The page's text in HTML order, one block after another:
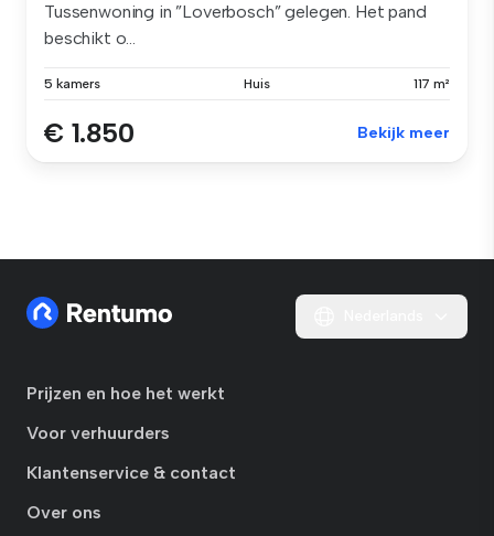
Tussenwoning in ”Loverbosch” gelegen. Het pand
beschikt o...
5 kamers Huis 117 m²
€ 1.850 Bekijk meer
Prijzen en hoe het werkt
Voor verhuurders
Klantenservice & contact
Over ons